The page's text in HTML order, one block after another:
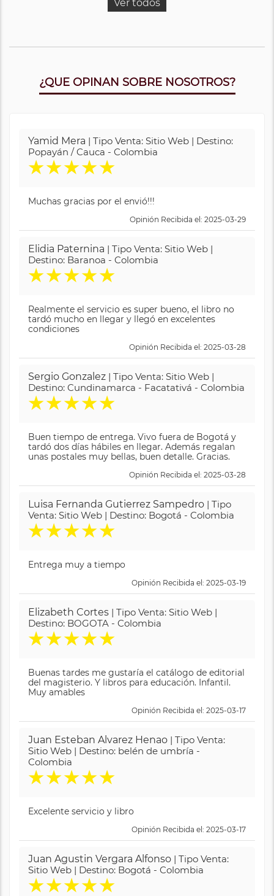
Ver todos
¿QUE OPINAN SOBRE NOSOTROS?
Yamid Mera | Tipo Venta: Sitio Web | Destino:
Popayán / Cauca - Colombia
★★★★★
Muchas gracias por el envió!!!
Opinión Recibida el: 2025-03-29
Elidia Paternina | Tipo Venta: Sitio Web |
Destino: Baranoa - Colombia
★★★★★
Realmente el servicio es super bueno, el libro no
tardó mucho en llegar y llegó en excelentes
condiciones
Opinión Recibida el: 2025-03-28
Sergio Gonzalez | Tipo Venta: Sitio Web |
Destino: Cundinamarca - Facatativá - Colombia
★★★★★
Buen tiempo de entrega. Vivo fuera de Bogotá y
tardó dos días hábiles en llegar. Además regalan
unas postales muy bellas, buen detalle. Gracias.
Opinión Recibida el: 2025-03-28
Luisa Fernanda Gutierrez Sampedro | Tipo
Venta: Sitio Web | Destino: Bogotá - Colombia
★★★★★
Entrega muy a tiempo
Opinión Recibida el: 2025-03-19
Elizabeth Cortes | Tipo Venta: Sitio Web |
Destino: BOGOTA - Colombia
★★★★★
Buenas tardes me gustaría el catálogo de editorial
del magisterio. Y libros para educación. Infantil.
Muy amables
Opinión Recibida el: 2025-03-17
Juan Esteban Alvarez Henao | Tipo Venta:
Sitio Web | Destino: belén de umbría -
Colombia
★★★★★
Excelente servicio y libro
Opinión Recibida el: 2025-03-17
Juan Agustin Vergara Alfonso | Tipo Venta:
Sitio Web | Destino: Bogotá - Colombia
★★★★★